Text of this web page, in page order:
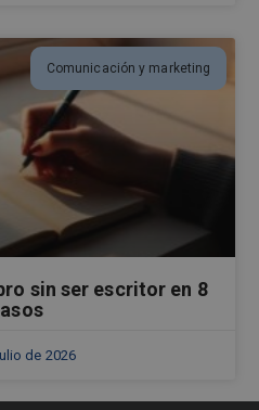
Comunicación y marketing
sin ser escritor en 8
de 2026